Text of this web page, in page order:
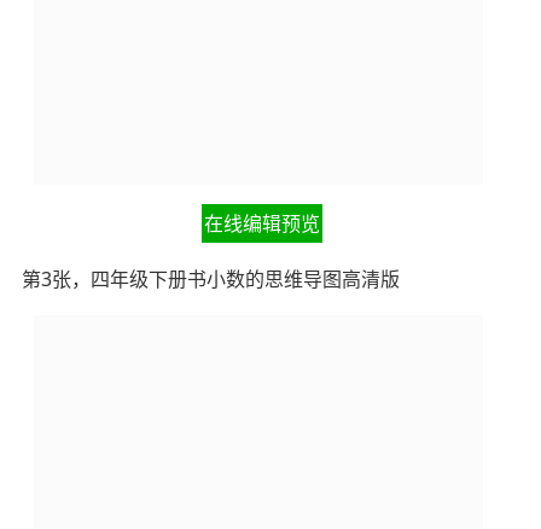
在线编辑预览
第3张，四年级下册书小数的思维导图高清版